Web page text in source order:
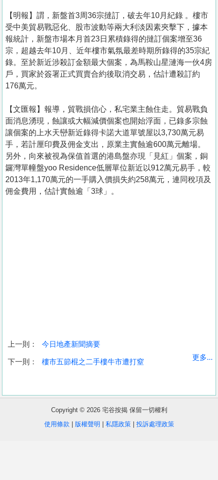
收
盤
【明報】謂，新盤首3周36宗撻訂，破去年10月紀錄 。樓市
受中美貿易戰惡化、股市波動等兩大利淡因素夾擊下，據本
報統計，新盤市場本月首23日累積錄得的撻訂個案增至36
宗，超越去年10月、近年樓市氣氛最差時期所錄得的35宗紀
錄。至於新近涉殺訂金額最大個案，為馬鞍山星漣海一伙4房
戶，買家於簽署正式買賣合約後取消交易，估計遭殺訂約
176萬元。
【文匯報】報導，貿戰損信心，私宅業主蝕住走。貿易戰負
面消息湧現，蝕讓或大幅減價個案也開始浮面，已錄多宗蝕
讓個案的上水天巒新近錄得卡諾大道單號屋以3,730萬元易
手，若計厘印費及佣金支出，原業主實蝕逾600萬元離場。
另外，向來被視為保值首選的港島盤亦現「見紅」個案，銅
鑼灣單幢盤yoo Residence低層單位新近以912萬元易手，較
2013年1,170萬元的一手購入價損失約258萬元，連同稅項及
佣金費用，估計實蝕逾「3球」。
上一則： 今日地產新聞摘要
下一則： 樓市五節棍之二手樓牛市遭打窒
更多...
Copyright © 2026 宅谷按揭 保留一切權利
使用條款
版權聲明 私隱政策| 投訴處理政策